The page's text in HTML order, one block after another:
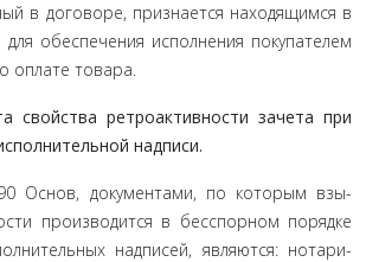
в договоре, признается находящимся в
обеспечения исполнения покупателем
оплате товара.
свойства ретроактивности зачета при
надписи.
Основ, документами, по которым взы­
производится в бесспорном порядке
надписей, являются: нотари­